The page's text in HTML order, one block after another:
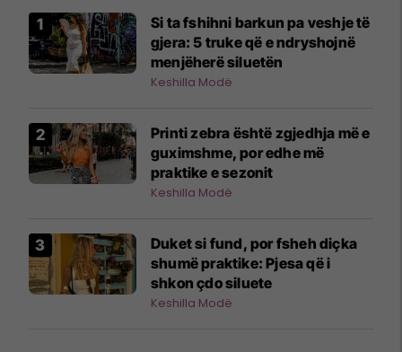
Si ta fshihni barkun pa veshje të
gjera: 5 truke që e ndryshojnë
menjëherë siluetën
Keshilla Modë
Printi zebra është zgjedhja më e
guximshme, por edhe më
praktike e sezonit
Keshilla Modë
Duket si fund, por fsheh diçka
shumë praktike: Pjesa që i
shkon çdo siluete
Keshilla Modë